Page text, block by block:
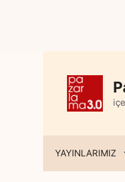
YAYINLARIMIZ